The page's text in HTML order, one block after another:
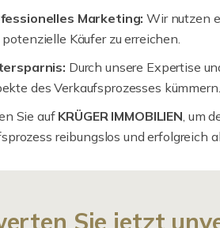
Marketing:Wir nutzen
potenzielle Käufer zu erreichen.
Durch unsere Expertise
des Verkaufsprozesses kümmern.
Sie aufKRÜGER IMMOBILIEN, um
reibungslos und erfolgreich
Sie jetzt